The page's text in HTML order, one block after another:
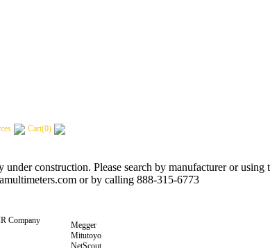
Cart(0)
construction. Please search by manufacturer or
or by calling 888-315-6773
Company
Megger
Mitutoyo
NetScout